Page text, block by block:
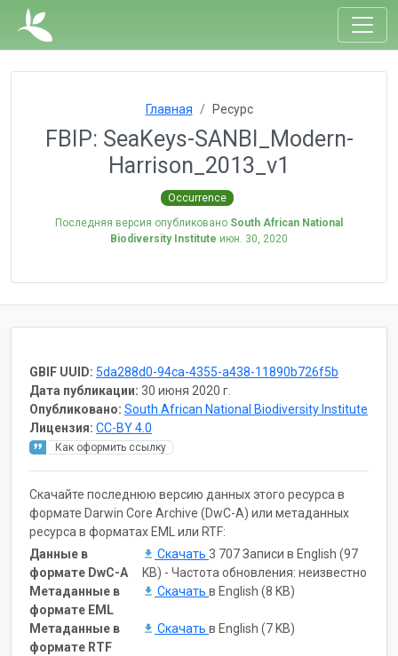
Главная Ресурс
FBIP: SeaKeys-SANBI_Modern-
Harrison_2013_v1
Occurrence
Последняя версия опубликовано South African National
Biodiversity Institute июн. 30, 2020
GBIF UUID: 5da288d0-94ca-4355-a438-11890b726f5b
Дата публикации: 30 июня 2020 г.
Опубликовано: South African National Biodiversity Institute
Лицензия: CC-BY 4.0
Как оформить ссылку
Скачайте последнюю версию данных этого ресурса в
формате Darwin Core Archive (DwC-A) или метаданных
ресурса в форматах EML или RTF:
Данные в
формате DwC-A
Скачать 3 707 Записи в English (97
KB) - Частота обновления: неизвестно
Метаданные в
формате EML
Скачать в English (8 KB)
Метаданные в
формате RTF
Скачать в English (7 KB)